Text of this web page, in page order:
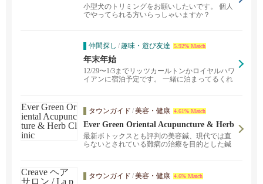
小型犬のトリミングをお願いしたいです。 個人
でやってられる方いらっしゃいますか？
仲間探し / 趣味・遊び友達 5.92% Match
年末年始
12/29〜1/3までリッツカールトンかロイヤルハワ
イアンに宿泊予定です。 一緒に泊まってるくれ
タウンガイド /美容・健康 4.61% Match
Ever Green Oriental Acupuncture & Herb
Clinic
最新ボトックスとも評判の美容鍼、現代では直
らないとされている難病の治療を目的とした鍼
タウンガイド /美容・健康 4.6% Match